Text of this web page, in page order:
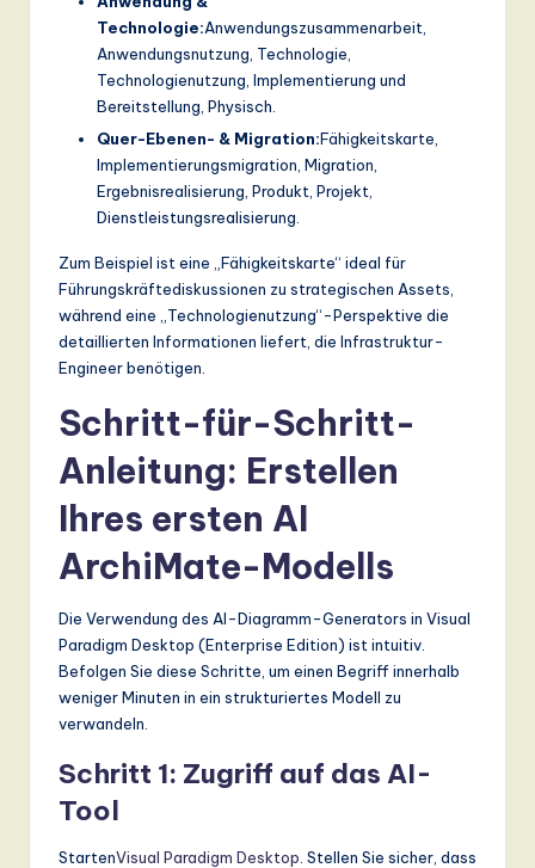
Technologie:Anwendungszusammenarbeit,
Anwendungsnutzung, Technologie,
Technologienutzung, Implementierung und
Bereitstellung, Physisch.
Quer-Ebenen- & Migration:Fähigkeitskarte,
Implementierungsmigration, Migration,
Ergebnisrealisierung, Produkt, Projekt,
Dienstleistungsrealisierung.
Zum Beispiel ist eine „Fähigkeitskarte“ ideal für
Führungskräftediskussionen zu strategischen Assets,
während eine „Technologienutzung“-Perspektive die
detaillierten Informationen liefert, die Infrastruktur-
Engineer benötigen.
Schritt-für-Schritt-
Anleitung: Erstellen
Ihres ersten AI
ArchiMate-Modells
Die Verwendung des AI-Diagramm-Generators in Visual
Paradigm Desktop (Enterprise Edition) ist intuitiv.
Befolgen Sie diese Schritte, um einen Begriff innerhalb
weniger Minuten in ein strukturiertes Modell zu
verwandeln.
Schritt 1: Zugriff auf das AI-
Tool
StartenVisual Paradigm Desktop . Stellen Sie sicher, dass